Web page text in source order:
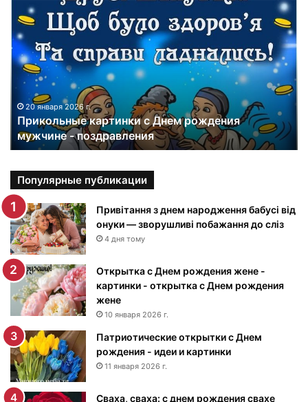
и
к
о
к
т
и
н
к
и
с
Д
н
м
р
о
ж
д
е
20 января 2026 г.
Прикольные картинки с Днем рождения
мужчине - поздравления
Популярные публикации
Привітання з днем народження бабусі від
онуки — зворушливі побажання до сліз
4 дня тому
Открытка с Днем рождения жене -
картинки - открытка с Днем рождения
жене
10 января 2026 г.
Патриотические открытки с Днем
рождения - идеи и картинки
11 января 2026 г.
Сваха, сваха: с днем рождения свахе